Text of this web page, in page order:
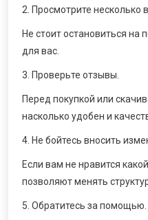
2. Просмотрите несколько
Не стоит остановиться
для вас.
3. Проверьте отзывы.
Перед покупкой или
насколько удобен и
4. Не бойтесь вносить
Если вам не нравится
позволяют менять
5. Обратитесь за помощью.